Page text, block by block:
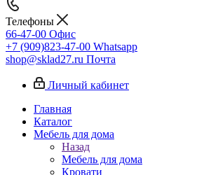
Телефоны
66-47-00 Офис
+7 (909)823-47-00 Whatsapp
shop@sklad27.ru Почта
Личный кабинет
Главная
Каталог
Мебель для дома
Назад
Мебель для дома
Кровати